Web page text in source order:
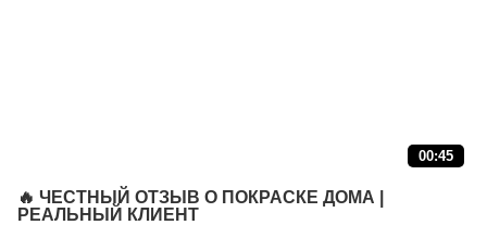
🔥 ЧЕСТНЫЙ ОТЗЫВ О ПОКРАСКЕ ДОМА |
РЕАЛЬНЫЙ КЛИЕНТ